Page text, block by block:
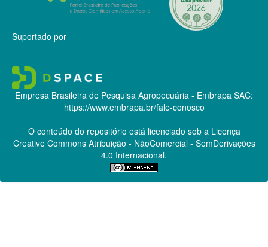
Suportado por
Empresa Brasileira de Pesquisa Agropecuária - Embrapa SAC:
https://www.embrapa.br/fale-conosco
O conteúdo do repositório está licenciado sob a Licença
Creative CommonsAtribuição - NãoComercial - SemDerivações
4.0 Internacional.